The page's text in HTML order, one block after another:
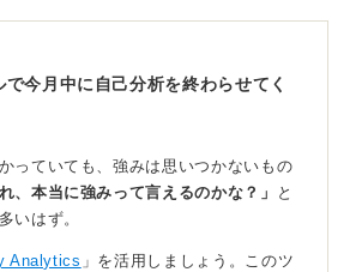
価値観に気づく時間を持つことは決し
せん。
いるだけで、将来的なキャリアの選択
があるので注意しましょう。
道を拓く！キャリアの発見は日々の
で今月中に自己分析を終わらせてく
っていても、強みは思いつかないもの
れ、本当に強みって言えるのかな？」
と
いはず。
Analytics 」を活用しましょう。このツ